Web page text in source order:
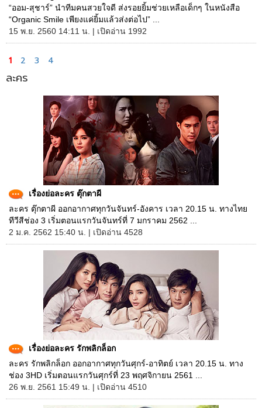
“ออม-สุชาร์” นำทีมคนสวยใจดี ส่งรอยยิ้มช่วยเหลือเด็กๆ ในหนังสือ
“Organic Smile เพียงแค่ยิ้มแล้วส่งต่อไป” ...
15 พ.ย. 2560 14:11 น. | เปิดอ่าน 1992
1 2 3 4
ละคร
เรื่องย่อละคร ตุ๊กตาผี
ละคร ตุ๊กตาผี ออกอากาศทุกวันจันทร์-อังคาร เวลา 20.15 น. ทางไทย
ทีวีสีช่อง 3 เริ่มตอนแรกวันจันทร์ที่ 7 มกราคม 2562 ...
2 ม.ค. 2562 15:40 น. | เปิดอ่าน 4528
เรื่องย่อละคร รักพลิกล็อก
ละคร รักพลิกล็อก ออกอากาศทุกวันศุกร์-อาทิตย์ เวลา 20.15 น. ทาง
ช่อง 3HD เริ่มตอนแรกวันศุกร์ที่ 23 พฤศจิกายน 2561 ...
26 พ.ย. 2561 15:49 น. | เปิดอ่าน 4510